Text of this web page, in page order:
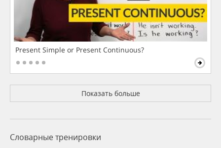
Present Simple or Present Continuous?
Показать больше
Словарные тренировки